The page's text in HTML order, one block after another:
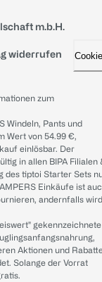
m.b.H.
widerrufen
zum
Windeln, Pants und
Wert von 54.99 €,
einlösbar. Der
in allen BIPA Filialen
des tiptoi Starter Sets
Einkäufe ist
andernfalls wird
gekennzeichnete
Aktionen und
Solange der Vorrat